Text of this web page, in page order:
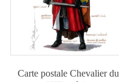
Carte postale Chevalier du